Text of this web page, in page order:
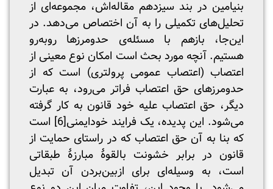
بنیامین در بند سیزدهم مقاله‌اش، مجموعه‌ای از
تحلیل‌های تکمیلی را به آن اختصاص می‌دهد. در
این‌جا، بازهم با مسئله‌ی حدومرزها روبه‌رو
هستیم. آنچه مورد بحث است امکان نوع معینی از
اعتصاب (اعتصاب عمومی پرولتری) است که از
حدومرزهای حق اعتصاب فراتر می‌رود، به عبارت
دیگر، حق اعتصاب علیه خود قانون به کار گرفته
می‌شود. این پدیده، یک فرایند خودایمنی[6]
است
که بنا به آن حق اعتصاب که در راستای حمایت از
قانون در برابر خشونت بالقوۀ مبارزۀ طبقاتی
است، به وسیله‌ای برای ازبین‌بردن آن تبدیل